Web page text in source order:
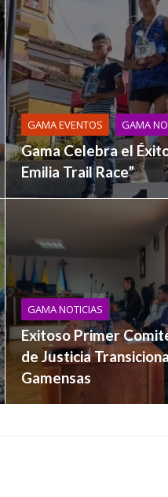
GAMA EVENTOS GAMA
Gama Celebra el
Emilia Trail Race”
GAMA NOTICIAS
Exitoso Primer
de Justicia
Gamensas